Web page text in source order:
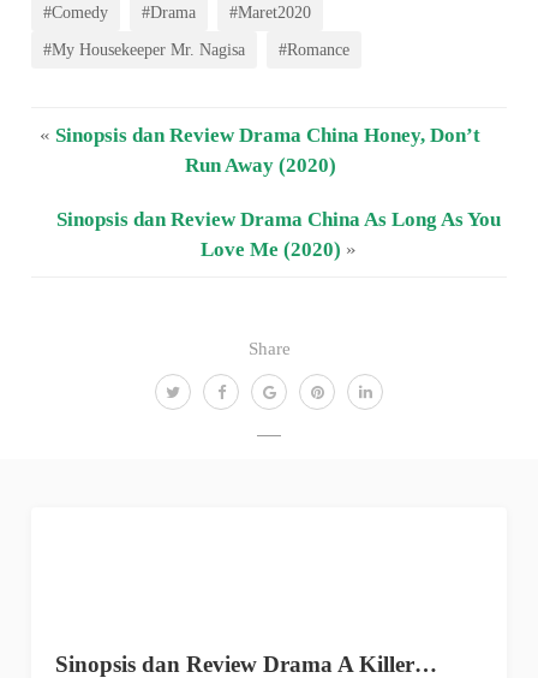
Share
#Comedy #Drama
#Maret2020
#My Housekeeper Mr. Nagisa
#Romance
« Sinopsis dan Review Drama China Honey, Don’t
Run Away (2020)
Sinopsis dan Review Drama China As Long As You
Love Me (2020) »
Sinopsis dan Review Drama A Killer…